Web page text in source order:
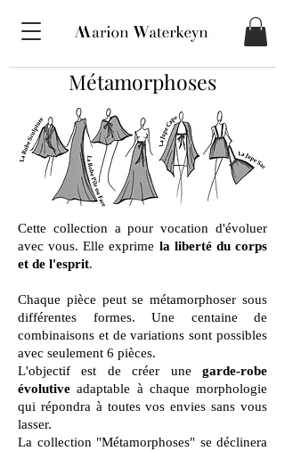
Métamorphoses
Cette collection a pour vocation d'évoluer
avec vous. Elle exprime la liberté du corps
et de l'esprit.
Chaque pièce peut se métamorphoser sous
différentes formes. Une centaine de
combinaisons et de variations sont possibles
avec seulement 6 pièces.
L'objectif est de créer une garde-robe
évolutive adaptable à chaque morphologie
qui répondra à toutes vos envies sans vous
lasser.
La collection "Métamorphoses" se déclinera